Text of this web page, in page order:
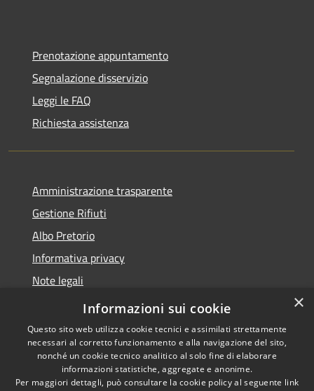
Prenotazione appuntamento
Segnalazione disservizio
Leggi le FAQ
Richiesta assistenza
Amministrazione trasparente
Gestione Rifiuti
Albo Pretorio
Informativa privacy
Note legali
Dichiarazione di accessibilità
Copyright © 2026 • Comune di
×
Informazioni sui cookie
Questo sito web utilizza cookie tecnici e assimilati strettamente
necessari al corretto funzionamento e alla navigazione del sito,
nonché un cookie tecnico analitico al solo fine di elaborare
informazioni statistiche, aggregate e anonime.
Per maggiori dettagli, può consultare la cookie policy al seguente link